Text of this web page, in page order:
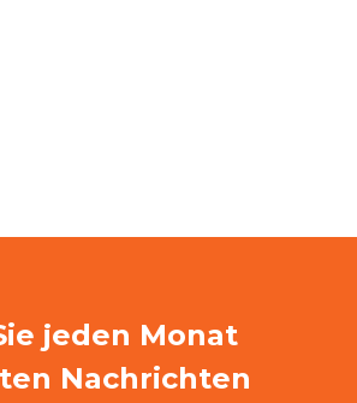
jeden Monat
Nachrichten